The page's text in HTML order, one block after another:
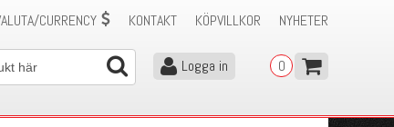
NYHETER
KÖPVILLKOR
KONTAKT
CURRENCY
0
Logga in